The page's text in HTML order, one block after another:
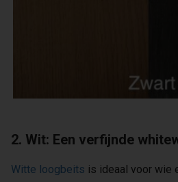
2. Wit: Een verfijnde
Witte loogbeits is ideaal voor wie